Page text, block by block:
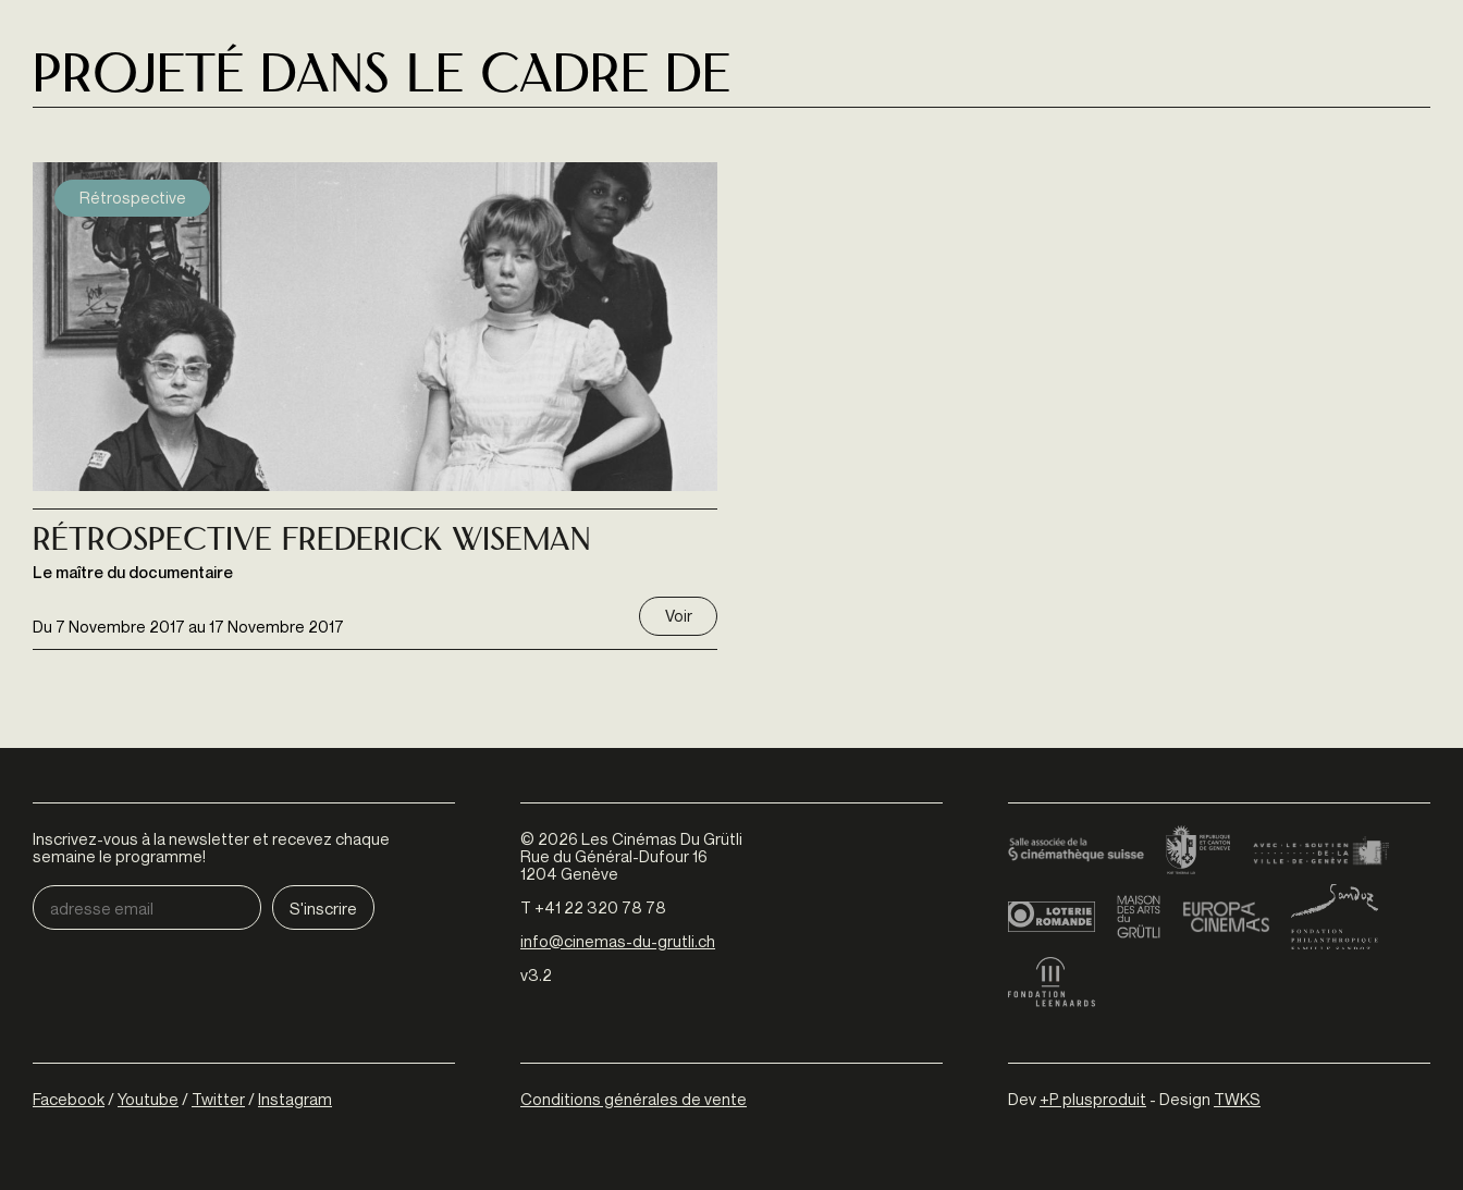
Projeté dans le cadre de
Rétrospective
Du 7 Novembre 2017 au 17 Novembre 2017
Rétrospective Frederick Wiseman
Le maître du documentaire
Voir
Inscrivez-vous à la newsletter et recevez chaque
semaine le programme!
© 2026 Les Cinémas Du Grütli
Rue du Général-Dufour 16
1204 Genève
T +41 22 320 78 78
info@cinemas-du-grutli.ch
v3.2
Facebook/Youtube / Twitter/Instagram Conditions générales de vente Dev +P plusproduit - Design TWKS